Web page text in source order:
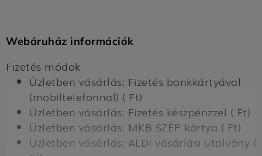
Webáruház információk
Fizetés módok
Üzletben vásárlás: Fizetés bankkártyával
(mobiltelefonnal) ( Ft)
Üzletben vásárlás: Fizetés készpénzzel ( Ft)
Üzletben vásárlás: MKB SZÉP kártya ( Ft)
Üzletben vásárlás: ALDI vásárlási utalvány (